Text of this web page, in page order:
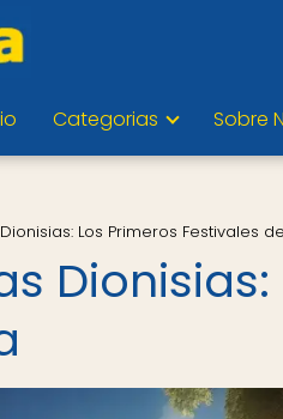
Categorias Sobre
Los Primeros Festivales
Dionisias: